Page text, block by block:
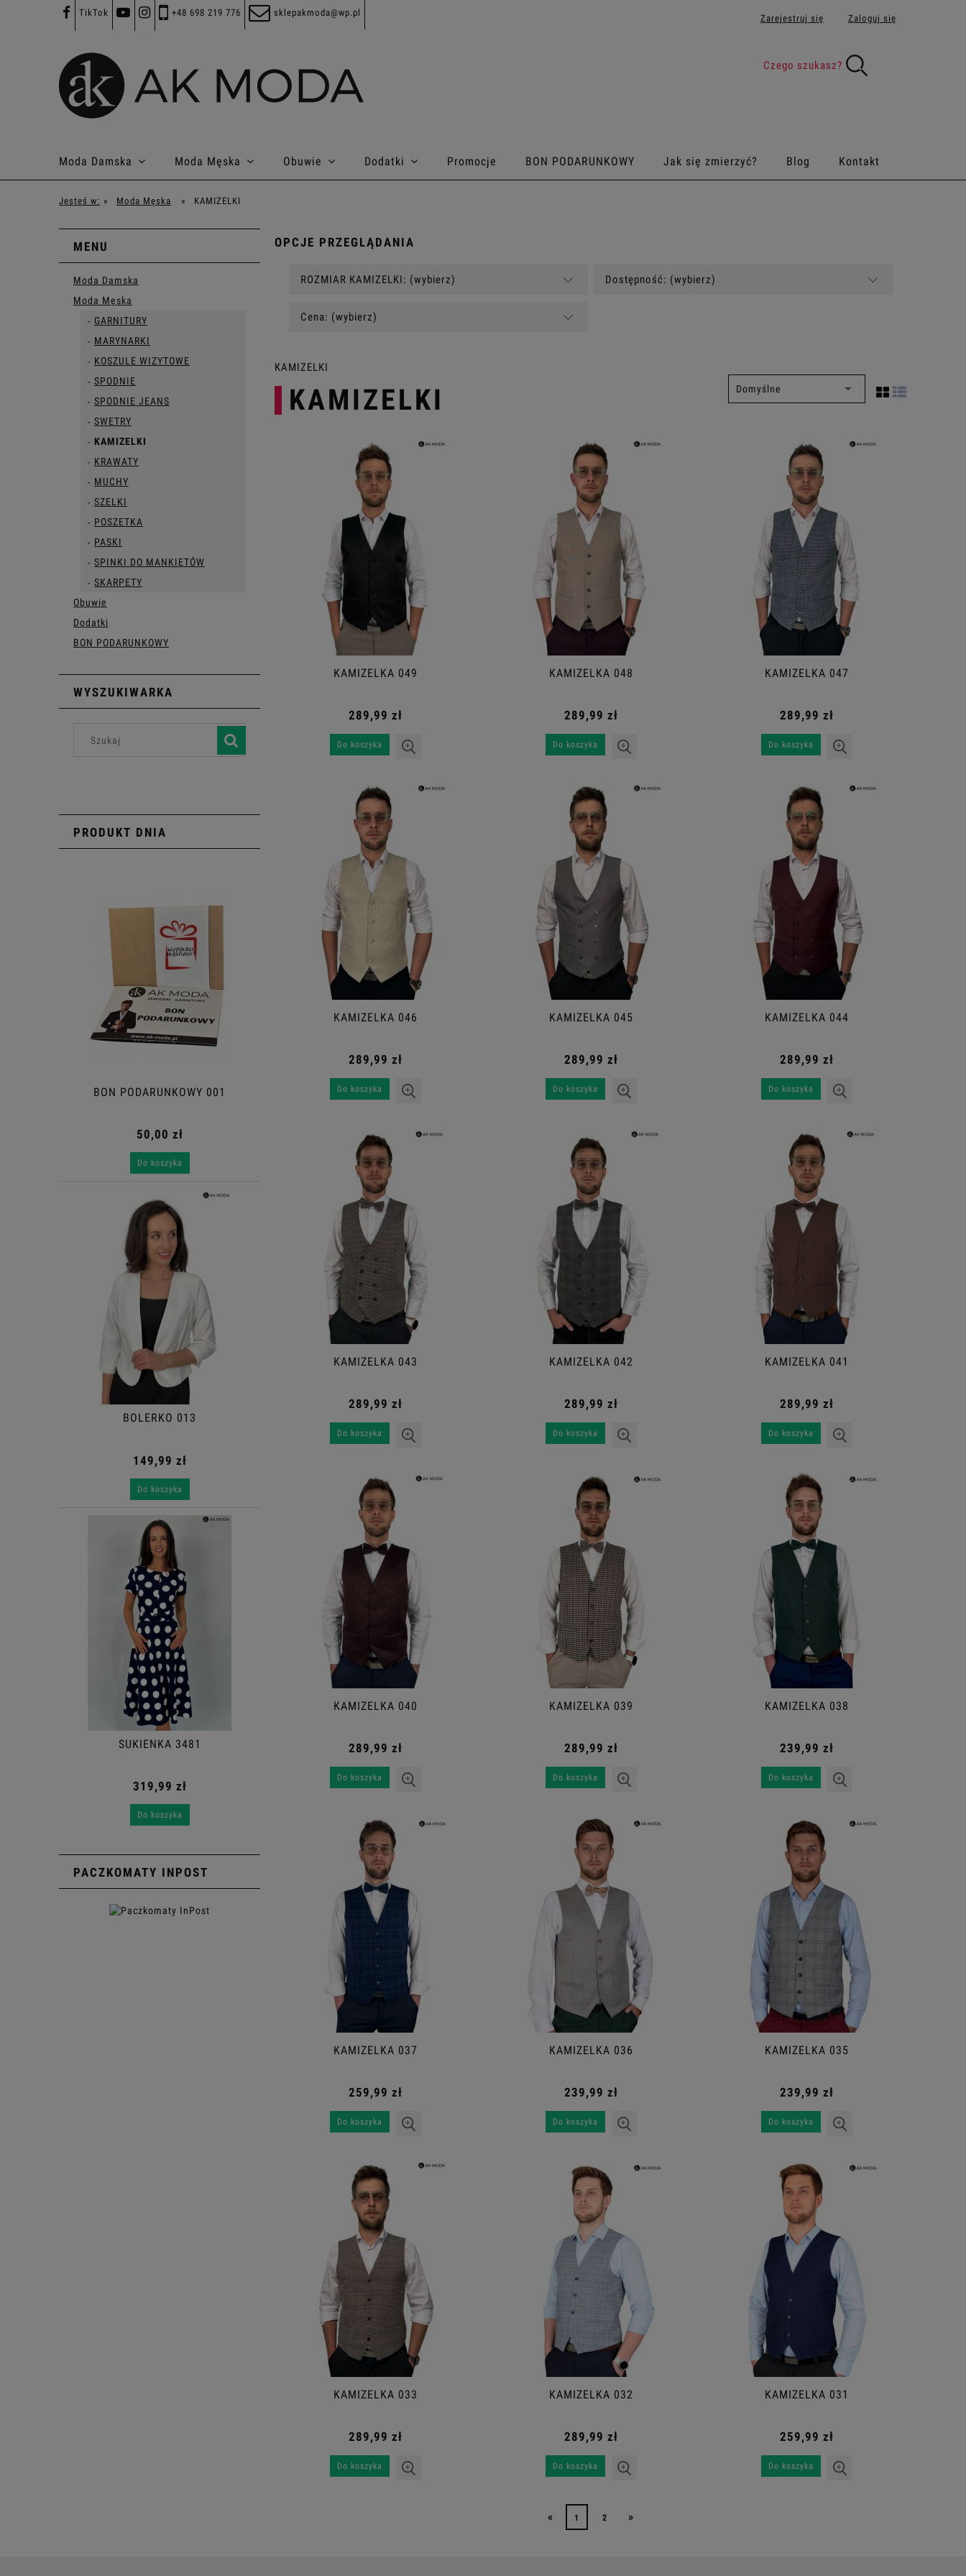
TikTok +48 698 219 776 sklepakmoda@wp.pl
Zarejestruj się Zaloguj się
Moda Damska Moda Męska Obuwie Dodatki Promocje BON PODARUNKOWY Jak się zmierzyć? Blog Kontakt
Jesteś w: » Moda Męska » KAMIZELKI
MENU
Moda Damska
Moda Męska
GARNITURY
MARYNARKI
KOSZULE WIZYTOWE
SPODNIE
SPODNIE JEANS
SWETRY
KAMIZELKI
KRAWATY
MUCHY
SZELKI
POSZETKA
PASKI
SPINKI DO MANKIETÓW
SKARPETY
Obuwie
Dodatki
BON PODARUNKOWY
WYSZUKIWARKA
PRODUKT DNIA
BON PODARUNKOWY 001
50,00 zł
Do koszyka
BOLERKO 013
149,99 zł
Do koszyka
SUKIENKA 3481
319,99 zł
Do koszyka
PACZKOMATY INPOST
OPCJE PRZEGLĄDANIA
ROZMIAR KAMIZELKI: (wybierz) Dostępność: (wybierz)
Cena: (wybierz)
KAMIZELKI
KAMIZELKI
KAMIZELKA 049
289,99 zł
Do koszyka
KAMIZELKA 048
289,99 zł
Do koszyka
KAMIZELKA 047
289,99 zł
Do koszyka
KAMIZELKA 046
289,99 zł
Do koszyka
KAMIZELKA 045
289,99 zł
Do koszyka
KAMIZELKA 044
289,99 zł
Do koszyka
KAMIZELKA 043
289,99 zł
Do koszyka
KAMIZELKA 042
289,99 zł
Do koszyka
KAMIZELKA 041
289,99 zł
Do koszyka
KAMIZELKA 040
289,99 zł
Do koszyka
KAMIZELKA 039
289,99 zł
Do koszyka
KAMIZELKA 038
239,99 zł
Do koszyka
KAMIZELKA 037
259,99 zł
Do koszyka
KAMIZELKA 036
239,99 zł
Do koszyka
KAMIZELKA 035
239,99 zł
Do koszyka
KAMIZELKA 033
289,99 zł
Do koszyka
KAMIZELKA 032
289,99 zł
Do koszyka
KAMIZELKA 031
259,99 zł
Do koszyka
« 1 2 »